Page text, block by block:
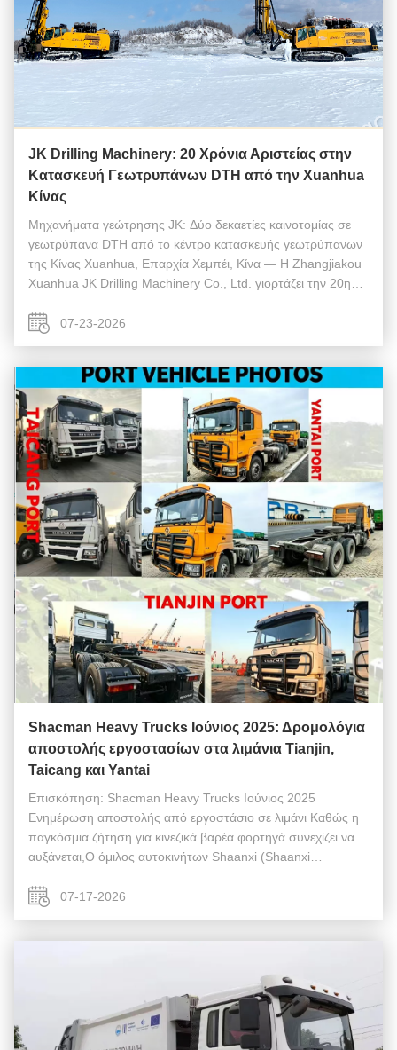
JK Drilling Machinery: 20 Χρόνια Αριστείας στην
Κατασκευή Γεωτρυπάνων DTH από την Xuanhua
Κίνας
Μηχανήματα γεώτρησης JK: Δύο δεκαετίες καινοτομίας σε
γεωτρύπανα DTH από το κέντρο κατασκευής γεωτρύπανων
της Κίνας Xuanhua, Επαρχία Χεμπέι, Κίνα — Η Zhangjiakou
Xuanhua JK Drilling Machinery Co., Ltd. γιορτάζει την 20η
Αυγούστου 2005 στην ...
07-23-2026
Shacman Heavy Trucks Ιούνιος 2025: Δρομολόγια
αποστολής εργοστασίων στα λιμάνια Tianjin,
Taicang και Yantai
Επισκόπηση: Shacman Heavy Trucks Ιούνιος 2025
Ενημέρωση αποστολής από εργοστάσιο σε λιμάνι Καθώς η
παγκόσμια ζήτηση για κινεζικά βαρέα φορτηγά συνεχίζει να
αυξάνεται,Ο όμιλος αυτοκινήτων Shaanxi (Shaanxi
από το εργοστάσιο στο λιμάνι που συνδέε...
07-17-2026